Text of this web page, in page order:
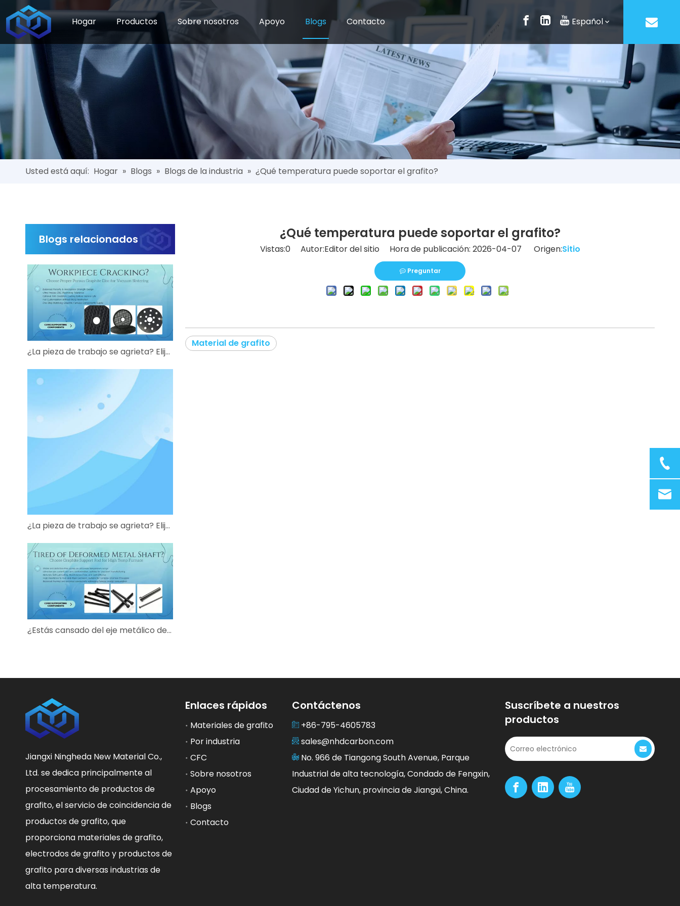
Hogar Productos Sobre nosotros Apoyo Blogs Contacto Español
Usted está aquí: Hogar » Blogs » Blogs de la industria » ¿Qué temperatura puede soportar el grafito?
Blogs relacionados
¿La pieza de trabajo se agrieta? Elija el disco de grafito poroso adecuado para la sinterización al vacío
¿La pieza de trabajo se agrieta? Elija el disco de grafito poroso adecuado para la sinterización al vacío
¿Estás cansado del eje metálico deformado? Elija varilla de soporte de grafito para horno de alta temperatura
¿Qué temperatura puede soportar el grafito?
Vistas:0Autor:Editor del sitio Hora de publicación: 2026-04-07 Origen:Sitio
Preguntar
Material de grafito
Jiangxi Ningheda New Material Co.,
Ltd. se dedica principalmente al
procesamiento de productos de
grafito, el servicio de coincidencia de
productos de grafito, que
proporciona materiales de grafito,
electrodos de grafito y productos de
grafito para diversas industrias de
alta temperatura.
Enlaces rápidos
Materiales de grafito
Por industria
CFC
Sobre nosotros
Apoyo
Blogs
Contacto
Contáctenos
+86-795-4605783
sales@nhdcarbon.com
No. 966 de Tiangong South Avenue, Parque
Industrial de alta tecnología, Condado de Fengxin,
Ciudad de Yichun, provincia de Jiangxi, China.
Suscríbete a nuestros
productos